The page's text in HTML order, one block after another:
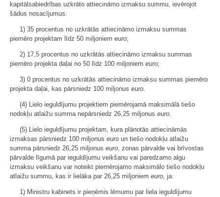
kapitālsabiedrības uzkrāto attiecināmo izmaksu summu, ievērojot
šādus nosacījumus:
1) 35 procentus no uzkrātās attiecināmo izmaksu summas
piemēro projektam līdz 50 miljoniem euro;
2) 17,5 procentus no uzkrātās attiecināmo izmaksu summas
piemēro projekta daļai no 50 līdz 100 miljoniem euro;
3) 0 procentus no uzkrātās attiecināmo izmaksu summas piemēro
projekta daļai, kas pārsniedz 100 miljonus euro.
(4) Lielo ieguldījumu projektiem piemērojamā maksimālā tiešo
nodokļu atlaižu summa nepārsniedz 26,25 miljonus euro.
(5) Lielo ieguldījumu projektam, kura plānotās attiecināmās
izmaksas pārsniedz 100 miljonus euro un tiešo nodokļu atlaižu
summa pārsniedz 26,25 miljonus euro, zonas pārvalde vai brīvostas
pārvalde līgumā par ieguldījumu veikšanu vai paredzamo algu
izmaksu veikšanu var noteikt piemērojamo maksimālo tiešo nodokļu
atlaižu summu, kas ir lielāka par 26,25 miljoniem euro, ja:
1) Ministru kabinets ir pieņēmis lēmumu par liela ieguldījumu